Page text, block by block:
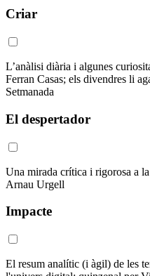
Criar
L’anàlisi diària i algunes
Ferran Casas; els divendres li
Setmanada
El despertador
Una mirada crítica i rigorosa a
Arnau Urgell
Impacte
El resum analític (i àgil) de les